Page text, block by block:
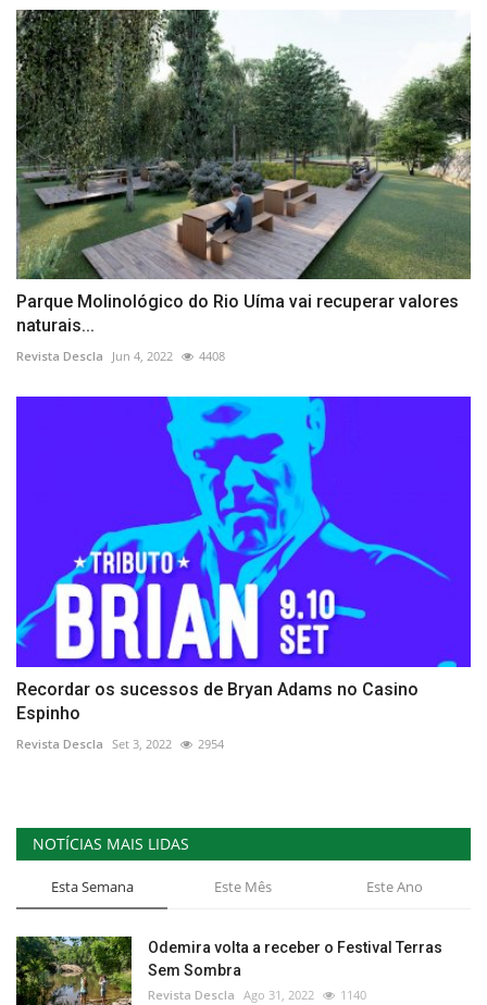
Parque Molinológico do Rio Uíma vai recuperar valores
naturais...
Revista Descla Jun 4, 2022 4408
Recordar os sucessos de Bryan Adams no Casino
Espinho
Revista Descla Set 3, 2022 2954
NOTÍCIAS MAIS LIDAS
Esta Semana Este Mês Este Ano
Odemira volta a receber o Festival Terras
Sem Sombra
Revista Descla Ago 31, 2022 1140